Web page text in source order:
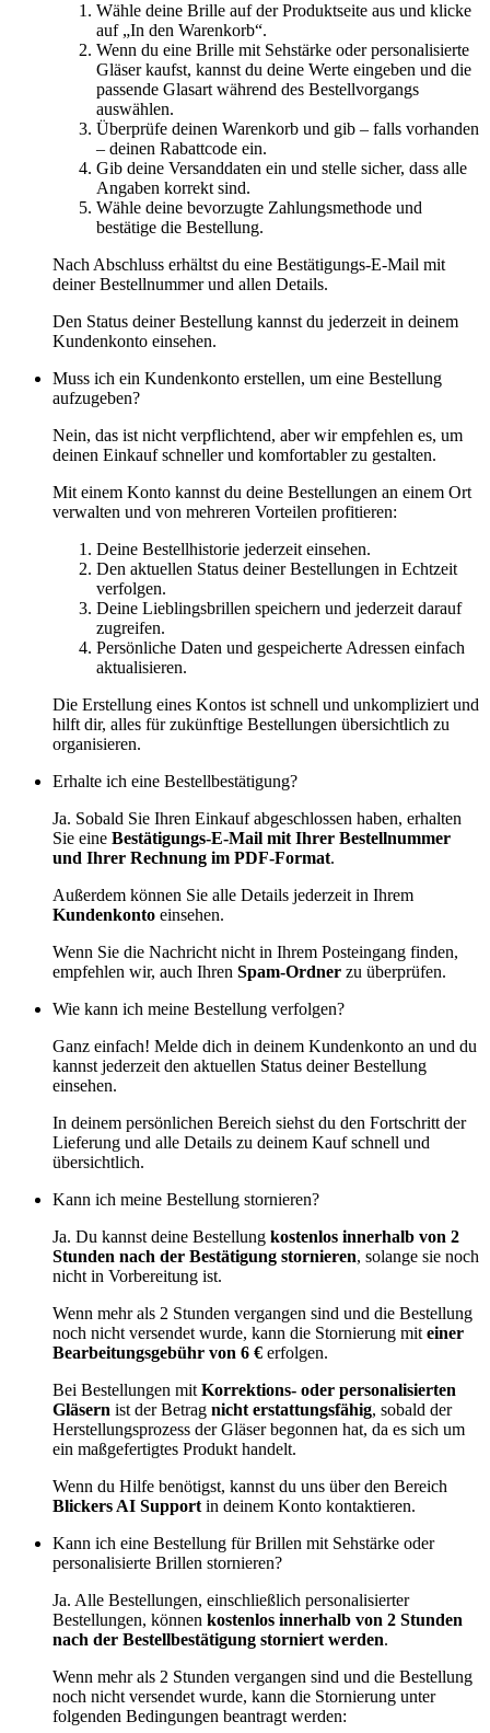
Wähle deine Brille auf der Produktseite aus und klicke
auf „In den Warenkorb“.
Wenn du eine Brille mit Sehstärke oder personalisierte
Gläser kaufst, kannst du deine Werte eingeben und die
passende Glasart während des Bestellvorgangs
auswählen.
Überprüfe deinen Warenkorb und gib – falls vorhanden
– deinen Rabattcode ein.
Gib deine Versanddaten ein und stelle sicher, dass alle
Angaben korrekt sind.
Wähle deine bevorzugte Zahlungsmethode und
bestätige die Bestellung.
Nach Abschluss erhältst du eine Bestätigungs-E-Mail mit
deiner Bestellnummer und allen Details.
Den Status deiner Bestellung kannst du jederzeit in deinem
Kundenkonto einsehen.
Muss ich ein Kundenkonto erstellen, um eine Bestellung
aufzugeben?
Nein, das ist nicht verpflichtend, aber wir empfehlen es, um
deinen Einkauf schneller und komfortabler zu gestalten.
Mit einem Konto kannst du deine Bestellungen an einem Ort
verwalten und von mehreren Vorteilen profitieren:
Deine Bestellhistorie jederzeit einsehen.
Den aktuellen Status deiner Bestellungen in Echtzeit
verfolgen.
Deine Lieblingsbrillen speichern und jederzeit darauf
zugreifen.
Persönliche Daten und gespeicherte Adressen einfach
aktualisieren.
Die Erstellung eines Kontos ist schnell und unkompliziert und
hilft dir, alles für zukünftige Bestellungen übersichtlich zu
organisieren.
Erhalte ich eine Bestellbestätigung?
Ja. Sobald Sie Ihren Einkauf abgeschlossen haben, erhalten
Sie eine Bestätigungs-E-Mail mit Ihrer Bestellnummer
und Ihrer Rechnung im PDF-Format.
Außerdem können Sie alle Details jederzeit in Ihrem
Kundenkonto einsehen.
Wenn Sie die Nachricht nicht in Ihrem Posteingang finden,
empfehlen wir, auch Ihren Spam-Ordner zu überprüfen.
Wie kann ich meine Bestellung verfolgen?
Ganz einfach! Melde dich in deinem Kundenkonto an und du
kannst jederzeit den aktuellen Status deiner Bestellung
einsehen.
In deinem persönlichen Bereich siehst du den Fortschritt der
Lieferung und alle Details zu deinem Kauf schnell und
übersichtlich.
Kann ich meine Bestellung stornieren?
Ja. Du kannst deine Bestellung kostenlos innerhalb von 2
Stunden nach der Bestätigung stornieren, solange sie noch
nicht in Vorbereitung ist.
Wenn mehr als 2 Stunden vergangen sind und die Bestellung
noch nicht versendet wurde, kann die Stornierung miteiner
Bearbeitungsgebühr von 6 € erfolgen.
Bei Bestellungen mitKorrektions- oder personalisierten
Gläsern ist der Betrag nicht erstattungsfähig, sobald der
Herstellungsprozess der Gläser begonnen hat, da es sich um
ein maßgefertigtes Produkt handelt.
Wenn du Hilfe benötigst, kannst du uns über den Bereich
Blickers AI Supportin deinem Konto kontaktieren.
Kann ich eine Bestellung für Brillen mit Sehstärke oder
personalisierte Brillen stornieren?
Ja. Alle Bestellungen, einschließlich personalisierter
Bestellungen, können kostenlos innerhalb von 2 Stunden
nach der Bestellbestätigung storniert werden.
Wenn mehr als 2 Stunden vergangen sind und die Bestellung
noch nicht versendet wurde, kann die Stornierung unter
folgenden Bedingungen beantragt werden: